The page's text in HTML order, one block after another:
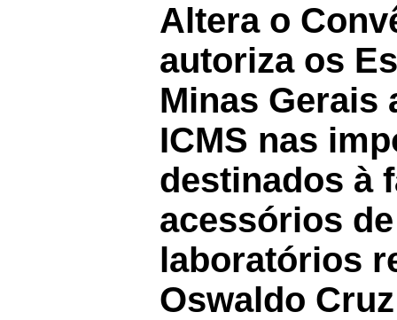
Altera o
autoriza os
Minas Gerais
ICMS nas
destinados à
acessórios
laboratórios
Oswaldo